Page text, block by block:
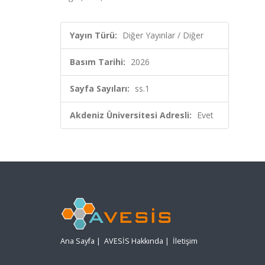
Yayın Türü: Diğer Yayınlar / Diğer
Basım Tarihi: 2026
Sayfa Sayıları: ss.1
Akdeniz Üniversitesi Adresli: Evet
Ana Sayfa | AVESİS Hakkında | İletişim